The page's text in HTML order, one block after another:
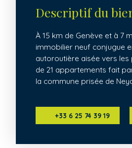
Descriptif du
À 15 km de Genève et à 7
immobilier neuf conjugue
autoroutière aisée vers
de 21 appartements fait
la commune prisée de
+33 6 25 74 39 19